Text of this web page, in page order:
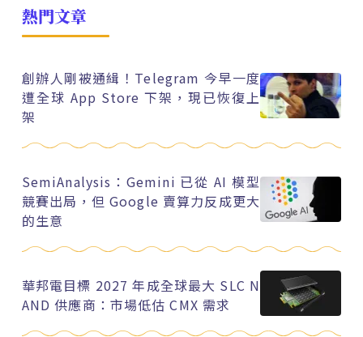
熱門文章
創辦人剛被通緝！Telegram 今早一度
遭全球 App Store 下架，現已恢復上
架
SemiAnalysis：Gemini 已從 AI 模型
競賽出局，但 Google 賣算力反成更大
的生意
華邦電目標 2027 年成全球最大 SLC N
AND 供應商：市場低估 CMX 需求